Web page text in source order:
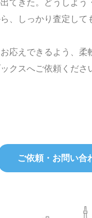
、しっかり査定して
応えできるよう、
クスへご依頼くださ
ご依頼・お問い合